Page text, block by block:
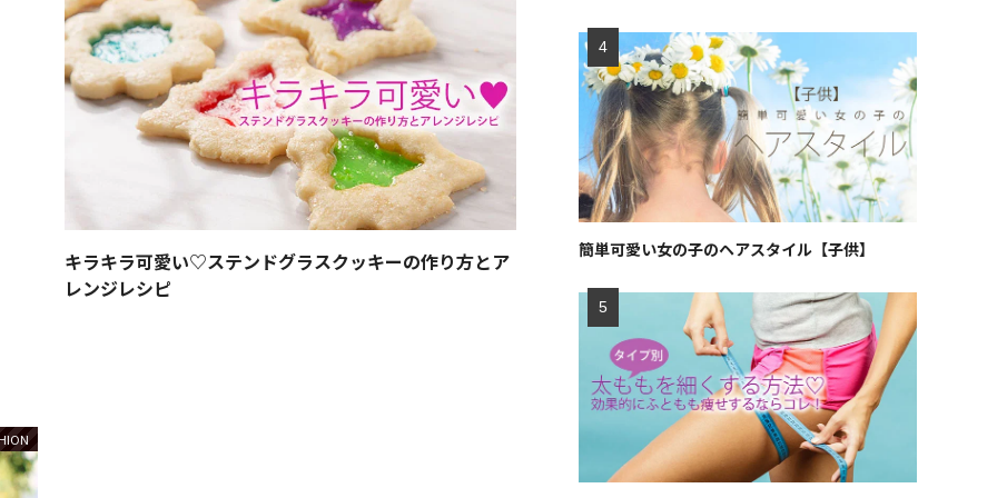
キラキラ可愛い♡ステンドグラスクッキーの作り方とア
レンジレシピ
簡単可愛い女の子のヘアスタイル【子供】